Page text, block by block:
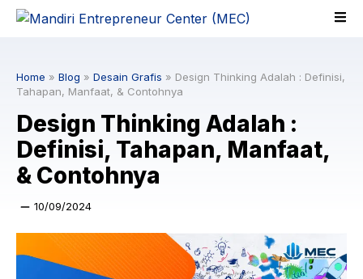
Skip
Home » Blog » Desain Grafis » Design Thinking Adalah : Definisi,
Tahapan, Manfaat, & Contohnya
Design Thinking Adalah :
Definisi, Tahapan, Manfaat,
& Contohnya
10/09/2024